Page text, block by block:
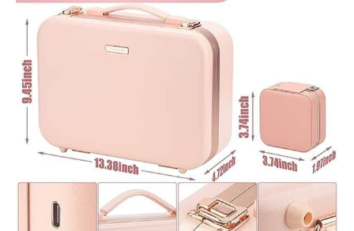
séparateurs peuvent
être assemblés comme
vous le souhaitez, ces
séparateurs sont
recouverts de mousse
pour protéger vos
bouteilles et bocaux
plus fragiles 【Bon en
déplacement】Cette
trousse de maquillage
est plus grande que les